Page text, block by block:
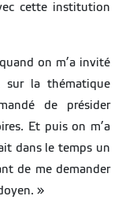
cette institution
on m’a invité
sur la thématique
de présider
Et puis on m’a
dans le temps un
de me demander
»